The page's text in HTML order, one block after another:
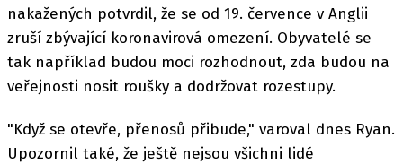
nakažených potvrdil, že se od 19. července v Anglii
zruší zbývající koronavirová omezení. Obyvatelé se
tak například budou moci rozhodnout, zda budou na
veřejnosti nosit roušky a dodržovat rozestupy.
"Když se otevře, přenosů přibude," varoval dnes Ryan.
Upozornil také, že ještě nejsou všichni lidé